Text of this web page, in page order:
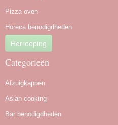
Pizza oven
Horeca benodigdheden
Herroeping
Categorieën
Afzuigkappen
Asian cooking
Bar benodigdheden